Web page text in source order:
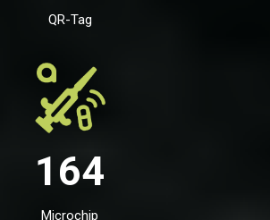
QR-Tag
164
Microchip